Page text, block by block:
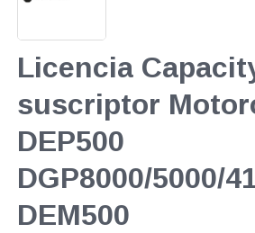
Licencia
suscriptor
DEP500
DGP8000/5000/
DEM500